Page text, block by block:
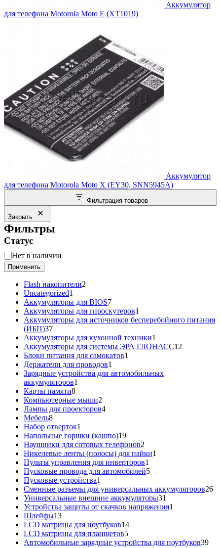
Аккумулятор
для телефона Motorola Moto E (XT1019)
Аккумулятор
для телефона Motorola Moto X (EY30, SNN5945A)
Фильтрация товаров
Закрыть
Фильтры
Статус
Статус
Нет в наличии
Применить
Flash накопители2
Uncategorized1
товар
Аккумуляторы для BIOS77
товаров
Аккумуляторы для гироскутеров1
товар
Аккумуляторы для источников бесперебойного питания
(ИБП)3737
товаров
Аккумуляторы для кухонной техники1
товар
Аккумуляторы для системы ЭРА ГЛОНАСС12
Блоки питания для самокатов1
Держатели для проводов1
товар
Зарядные устройства для автомобильных
аккумуляторов1
Карты памяти88
товаров
Компьютерные мыши2
товара
Лампы для проекторов44
Мебель88
товаров
Набор отверток1
товар
Напольные горшки (кашпо)1919
товаров
Наушники для сотовых телефонов2
товара
Никелевые ленты (полосы) для пайки1
Пульты управления для инверторов1
товар
Пусковые провода для автомобилей55
Пусковые устройства1
товар
Сменные разъемы для универсальных аккумуляторов2626
Универсальные внешние аккумуляторы31
товар
Устройства защиты от скачков напряжения1
Шлейфы1313
товаров
LCD матрицы для ноутбуков1414
LCD матрицы для планшетов55
товаров
Автомобильные зарядные устройства для ноутбуков3939